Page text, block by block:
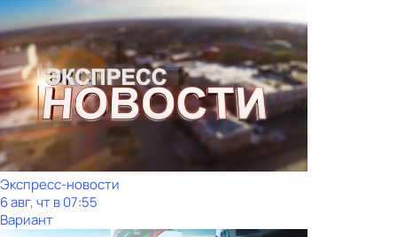
Экспресс-новости
6 авг, чт в 07:55
Вариант